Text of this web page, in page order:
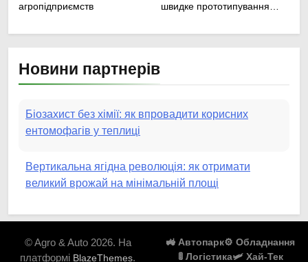
агропідприємств
швидке прототипування
Новини партнерів
Біозахист без хімії: як впровадити корисних
ентомофагів у теплиці
Вертикальна ягідна революція: як отримати
великий врожай на мінімальній площі
Роботизовані помічники: як автономні наземні
платформи змінюють догляд за органічними
овочами
© Agro & Auto 2026. На
платформі BlazeThemes.
🚜 Автопарк⚙️ Обладнання
🚦 Логістика🛩️ Хай-Тек